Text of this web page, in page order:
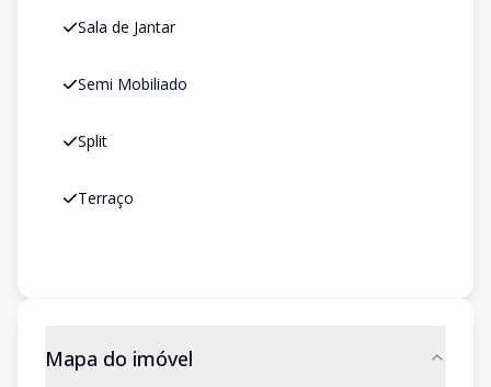
Sala de Jantar
Semi Mobiliado
Split
Terraço
Mapa do imóvel